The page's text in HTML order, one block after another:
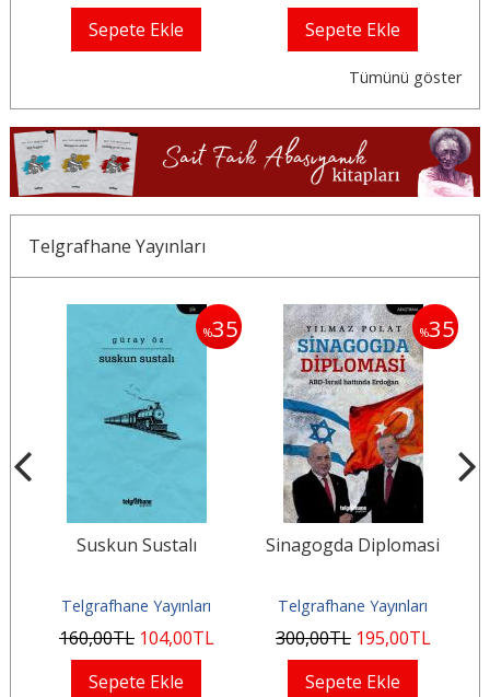
Sepete Ekle
Sepete Ekle
Tümünü göster
Telgrafhane Yayınları
%35
Suskun Sustalı
Telgrafhane Yayınları
160,00TL 104,00TL
Sepete Ekle
%35
Sinagogda Diplomasi
Telgrafhane Yayınları
300,00TL 195,00TL
Sepete Ekle